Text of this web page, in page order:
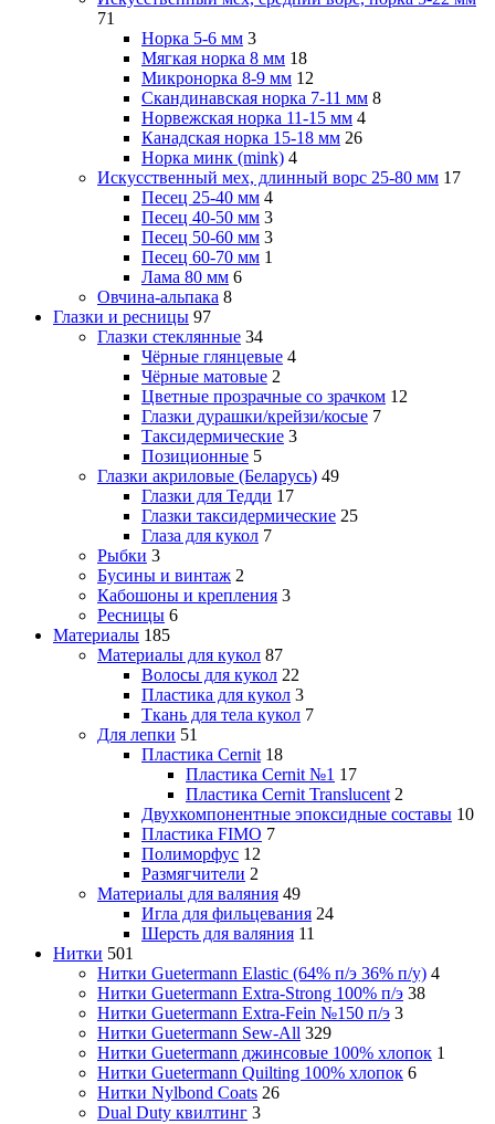
71
Норка 5-6 мм 3
Мягкая норка 8 мм 18
Микронорка 8-9 мм 12
Скандинавская норка 7-11 мм 8
Норвежская норка 11-15 мм 4
Канадская норка 15-18 мм 26
Норка минк (mink) 4
Искусственный мех, длинный ворс 25-80 мм 17
Песец 25-40 мм 4
Песец 40-50 мм 3
Песец 50-60 мм 3
Песец 60-70 мм 1
Лама 80 мм 6
Овчина-альпака 8
Глазки и ресницы 97
Глазки стеклянные 34
Чёрные глянцевые 4
Чёрные матовые 2
Цветные прозрачные со зрачком 12
Глазки дурашки/крейзи/косые 7
Таксидермические 3
Позиционные 5
Глазки акриловые (Беларусь) 49
Глазки для Тедди 17
Глазки таксидермические 25
Глаза для кукол 7
Рыбки 3
Бусины и винтаж 2
Кабошоны и крепления 3
Ресницы 6
Материалы 185
Материалы для кукол 87
Волосы для кукол 22
Пластика для кукол 3
Ткань для тела кукол 7
Для лепки 51
Пластика Cernit 18
Пластика Cernit №1 17
Пластика Cernit Translucent 2
Двухкомпонентные эпоксидные составы 10
Пластика FIMO 7
Полиморфус 12
Размягчители 2
Материалы для валяния 49
Игла для фильцевания 24
Шерсть для валяния 11
Нитки 501
Нитки Guetermann Elastic (64% п/э 36% п/у) 4
Нитки Guetermann Extra-Strong 100% п/э 38
Нитки Guetermann Extra-Fein №150 п/э 3
Нитки Guetermann Sew-All 329
Нитки Guetermann джинсовые 100% хлопок 1
Нитки Guetermann Quilting 100% хлопок 6
Нитки Nylbond Coats 26
Dual Duty квилтинг 3